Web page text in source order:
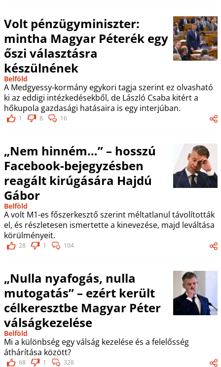
Volt pénzügyminiszter:
mintha Magyar Péterék egy
őszi választásra
készülnének
Belföld
A Medgyessy-kormány egykori tagja szerint ez olvasható
ki az eddigi intézkedésekből, de László Csaba kitért a
hőkupola gazdasági hatásaira is egy interjúban.
1 8 16
„Nem hinném…” – hosszú
Facebook-bejegyzésben
reagált kirúgására Hajdú
Gábor
Belföld
A volt M1-es főszerkesztő szerint méltatlanul távolították
el, és részletesen ismertette a kinevezése, majd leváltása
körülményeit.
28 1 104
„Nulla nyafogás, nulla
mutogatás” – ezért került
célkeresztbe Magyar Péter
válságkezelése
Belföld
Mi a különbség egy válság kezelése és a felelősség
áthárítása között?
68 1 328